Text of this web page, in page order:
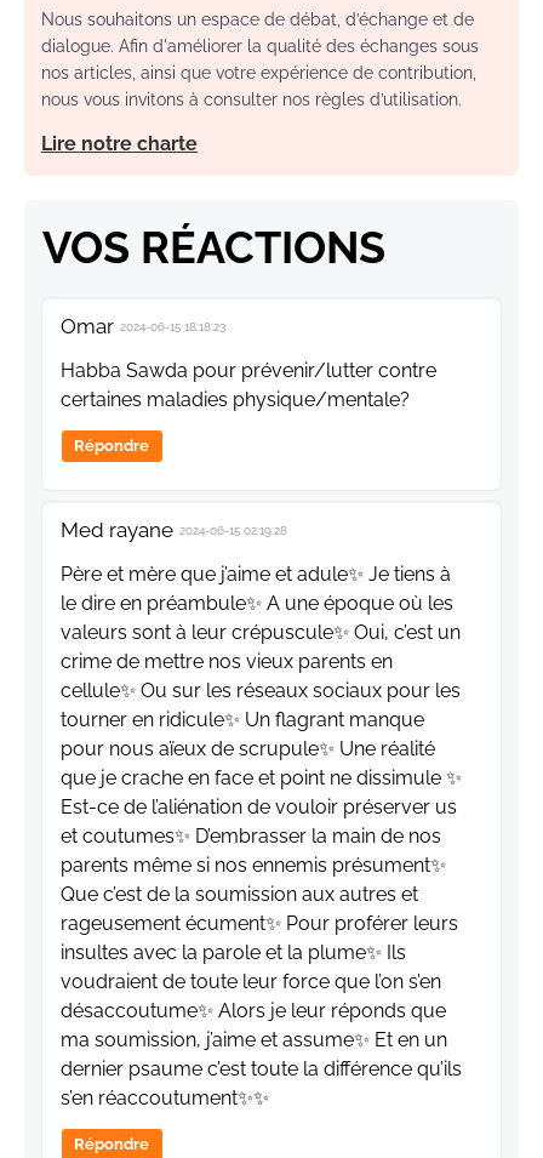
Nous souhaitons un espace de débat, d’échange et de
dialogue. Afin d'améliorer la qualité des échanges sous
nos articles, ainsi que votre expérience de contribution,
nous vous invitons à consulter nos règles d’utilisation.
Lire notre charte
VOS RÉACTIONS
Omar 2024-06-15 18:18:23
Habba Sawda pour prévenir/lutter contre
certaines maladies physique/mentale?
Répondre
Med rayane 2024-06-15 02:19:28
Père et mère que j’aime et adule✨️ Je tiens à
le dire en préambule✨️ A une époque où les
valeurs sont à leur crépuscule✨️ Oui, c’est un
crime de mettre nos vieux parents en
cellule✨️ Ou sur les réseaux sociaux pour les
tourner en ridicule✨️ Un flagrant manque
pour nous aïeux de scrupule✨️ Une réalité
que je crache en face et point ne dissimule ✨️
Est-ce de l’aliénation de vouloir préserver us
et coutumes✨️ D’embrasser la main de nos
parents même si nos ennemis présument✨️
Que c’est de la soumission aux autres et
rageusement écument✨️ Pour proférer leurs
insultes avec la parole et la plume✨️ Ils
voudraient de toute leur force que l’on s’en
désaccoutume✨️ Alors je leur réponds que
ma soumission, j’aime et assume✨️ Et en un
dernier psaume c’est toute la différence qu’ils
s’en réaccoutument✨️✨
Répondre